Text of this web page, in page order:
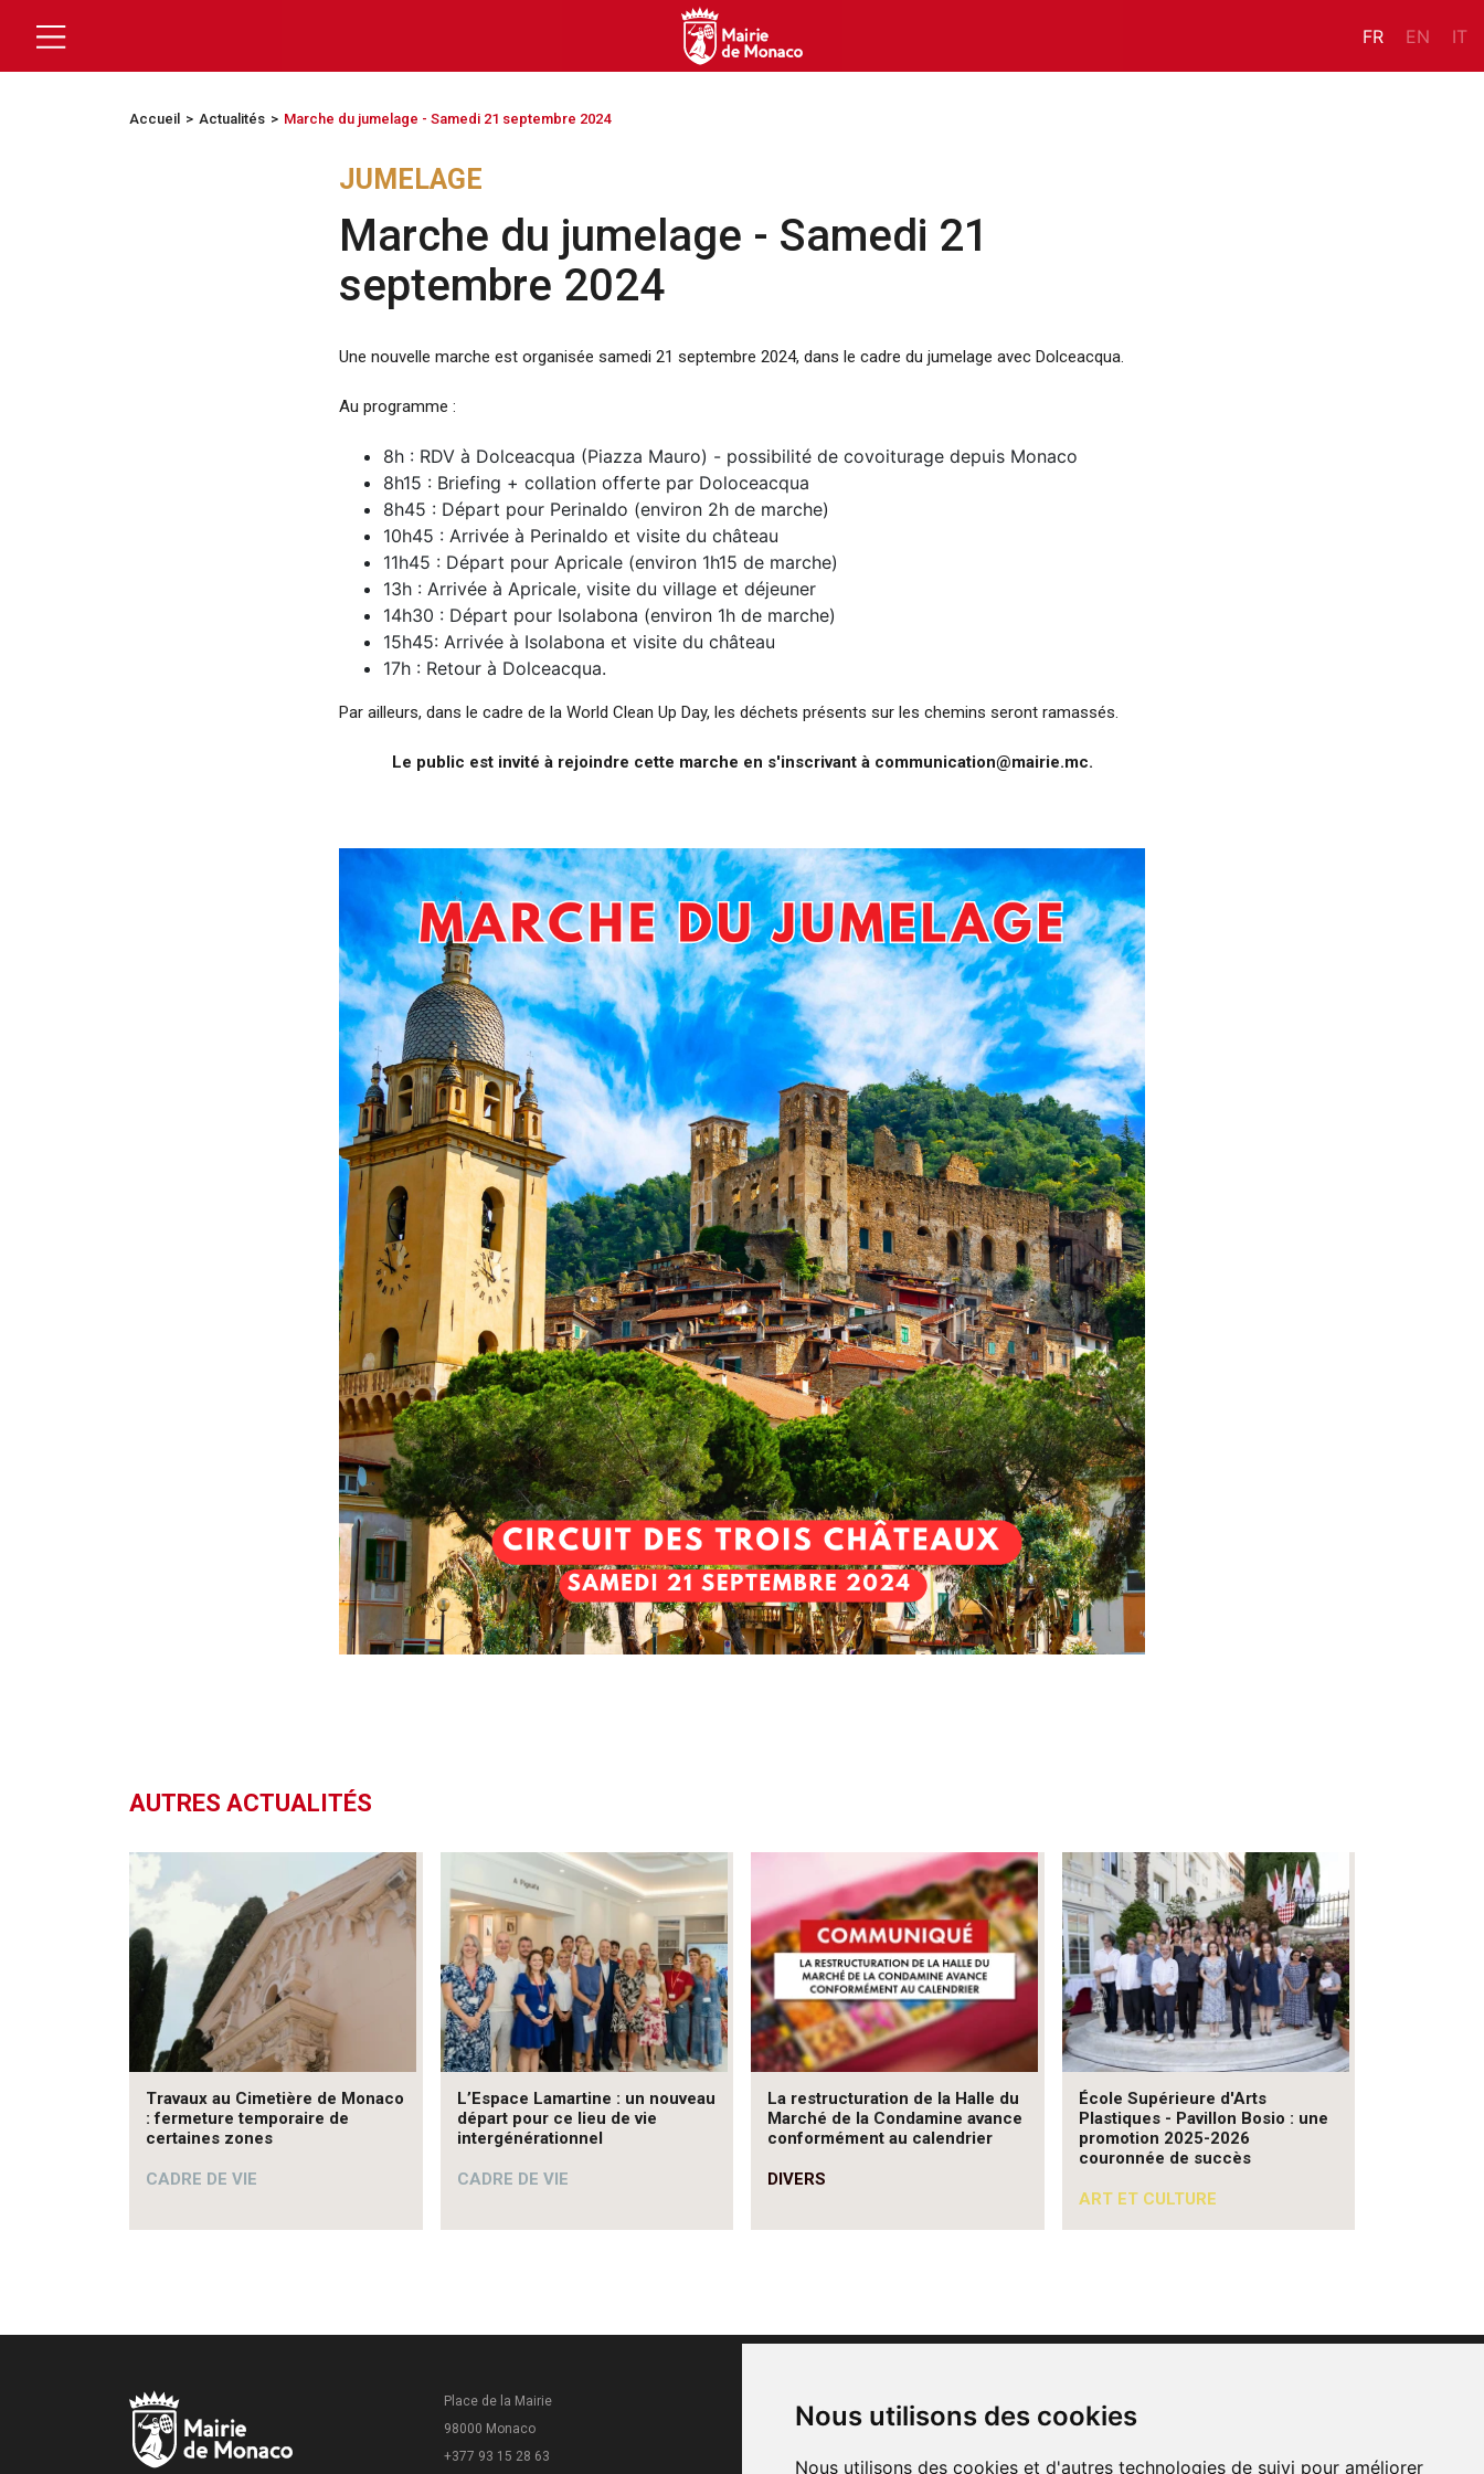
Nous utilisons des cookies
Nous utilisons des cookies et d'autres technologies de suivi pour améliorer
FR EN IT
Accueil Actualités Marche du jumelage - Samedi 21 septembre 2024
JUMELAGE
Marche du jumelage - Samedi 21
septembre 2024
Une nouvelle marche est organisée samedi 21 septembre 2024, dans le cadre du jumelage avec Dolceacqua.
Au programme :
8h : RDV à Dolceacqua (Piazza Mauro) - possibilité de covoiturage depuis Monaco
8h15 : Briefing + collation offerte par Doloceacqua
8h45 : Départ pour Perinaldo (environ 2h de marche)
10h45 : Arrivée à Perinaldo et visite du château
11h45 : Départ pour Apricale (environ 1h15 de marche)
13h : Arrivée à Apricale, visite du village et déjeuner
14h30 : Départ pour Isolabona (environ 1h de marche)
15h45: Arrivée à Isolabona et visite du château
17h : Retour à Dolceacqua.
Par ailleurs, dans le cadre de la World Clean Up Day, les déchets présents sur les chemins seront ramassés.
Le public est invité à rejoindre cette marche en s'inscrivant à communication@mairie.mc.
AUTRES ACTUALITÉS
Travaux au Cimetière de Monaco
: fermeture temporaire de
certaines zones
CADRE DE VIE
L’Espace Lamartine : un nouveau
départ pour ce lieu de vie
intergénérationnel
CADRE DE VIE
La restructuration de la Halle du
Marché de la Condamine avance
conformément au calendrier
DIVERS
École Supérieure d'Arts
Plastiques - Pavillon Bosio : une
promotion 2025-2026
couronnée de succès
ART ET CULTURE
Place de la Mairie
98000 Monaco
+377 93 15 28 63
Du lundi au vendredi
Contacts
CGU